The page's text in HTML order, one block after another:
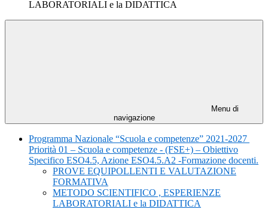
LABORATORIALI e la DIDATTICA
Menu di
navigazione
Programma Nazionale “Scuola e competenze” 2021-2027
Priorità 01 – Scuola e competenze - (FSE+) – Obiettivo
Specifico ESO4.5, Azione ESO4.5.A2 -Formazione docenti.
PROVE EQUIPOLLENTI E VALUTAZIONE
FORMATIVA
METODO SCIENTIFICO , ESPERIENZE
LABORATORIALI e la DIDATTICA